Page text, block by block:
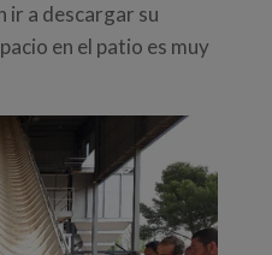
ir a descargar su
en el patio es muy